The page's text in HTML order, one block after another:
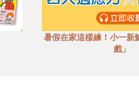
暑假在家這樣練！小一新
戲」